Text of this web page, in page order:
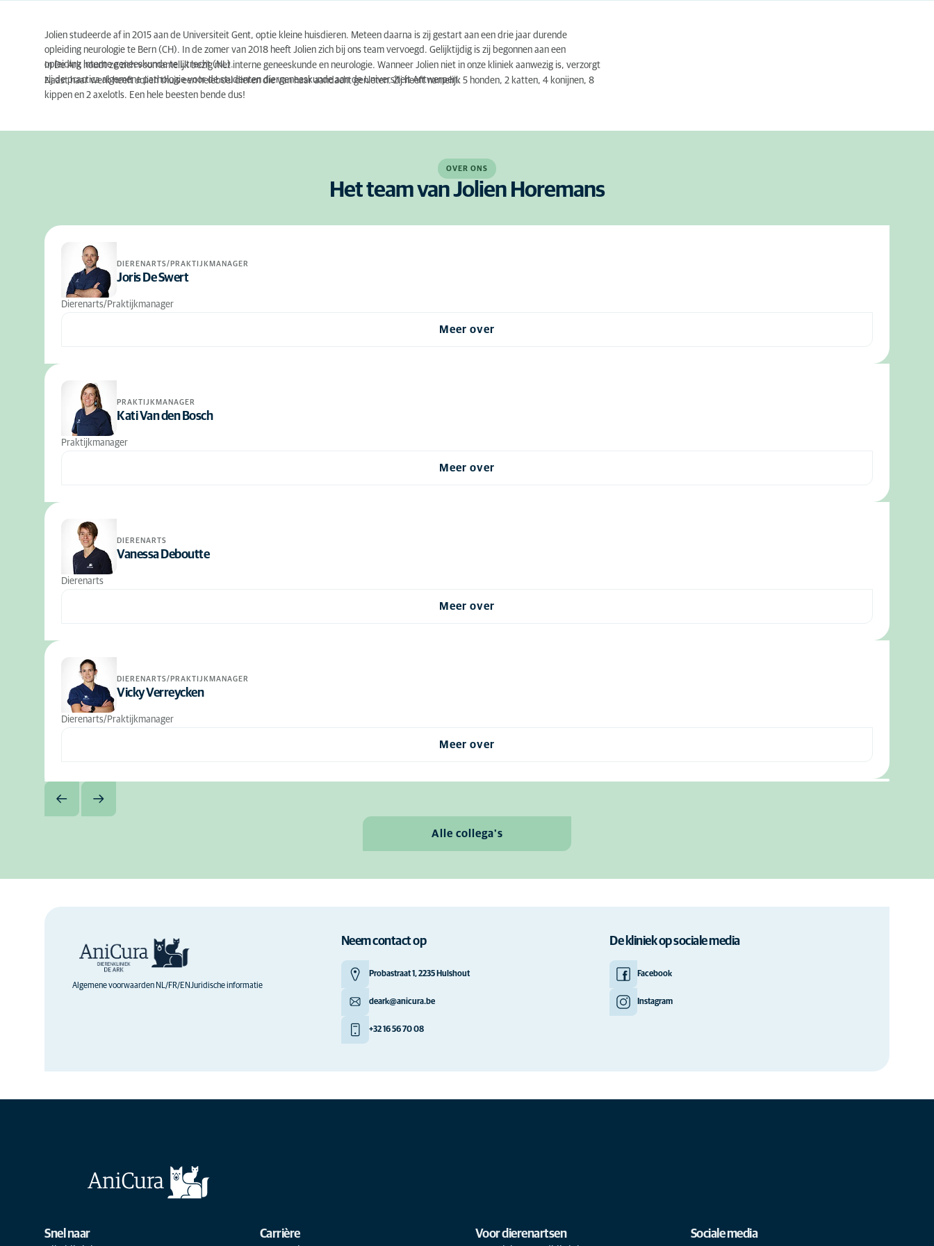
Jolien studeerde af in 2015 aan de Universiteit Gent, optie kleine huisdieren. Meteen daarna is zij gestart aan een drie jaar durende
opleiding neurologie te Bern (CH). In de zomer van 2018 heeft Jolien zich bij ons team vervoegd. Gelijktijdig is zij begonnen aan een
opleiding interne geneeskunde te Utrecht (NL).
In De Ark houdt ze zich voornamelijk bezig met interne geneeskunde en neurologie. Wanneer Jolien niet in onze kliniek aanwezig is, verzorgt
zij de practica algemene pathologie voor de studenten diergeneeskunde aan de Universiteit Antwerpen.
Naast haar werk heeft Jolien thuis een heleboel dieren die van haar aandacht genieten. Zij heeft namelijk 5 honden, 2 katten, 4 konijnen, 8
kippen en 2 axelotls. Een hele beesten bende dus!
OVER ONS
Het team van Jolien Horemans
DIERENARTS/PRAKTIJKMANAGER
Joris De Swert
Dierenarts/Praktijkmanager
Meer over
PRAKTIJKMANAGER
Kati Van den Bosch
Praktijkmanager
Meer over
DIERENARTS
Vanessa Deboutte
Dierenarts
Meer over
DIERENARTS/PRAKTIJKMANAGER
Vicky Verreycken
Dierenarts/Praktijkmanager
Meer over
Alle collega's
Algemene voorwaarden NL/FR/ENJuridische informatie
Neem contact op
Probastraat 1, 2235 Hulshout
deark@anicura.be
+32 16 56 70 08
De kliniek op sociale media
Facebook
Instagram
Snel naar Carrière Voor dierenartsen Sociale media